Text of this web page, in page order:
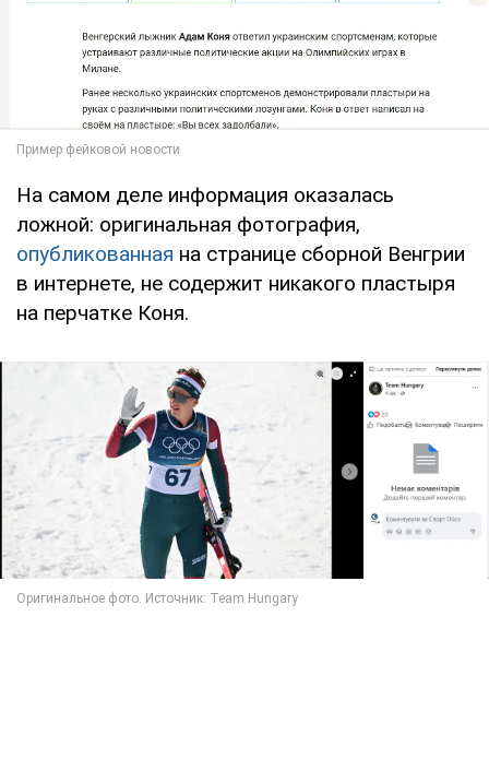
На самом деле информация оказалась
ложной: оригинальная фотография,
опубликованная на странице сборной Венгрии
в интернете, не содержит никакого пластыря
на перчатке Коня.